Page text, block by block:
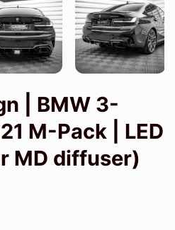
| BMW 3-
M-Pack | LED
MD diffuser)